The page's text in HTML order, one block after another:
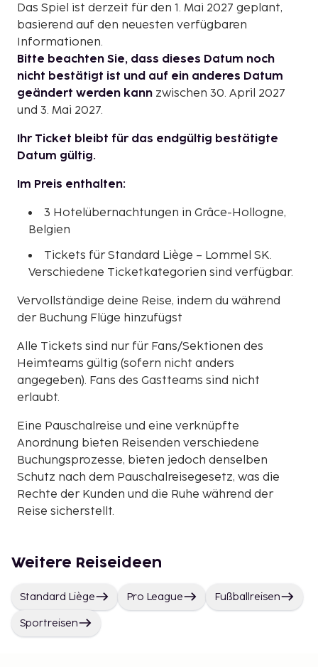
Das Spiel ist derzeit für den 1. Mai 2027 geplant,
basierend auf den neuesten verfügbaren
Informationen.
Bitte beachten Sie, dass dieses Datum noch
nicht bestätigt ist und auf ein anderes Datum
geändert werden kann zwischen 30. April 2027
und 3. Mai 2027.
Ihr Ticket bleibt für das endgültig bestätigte
Datum gültig.
Im Preis enthalten:
3 Hotelübernachtungen in Grâce-Hollogne,
Belgien
Tickets für Standard Liège – Lommel SK.
Verschiedene Ticketkategorien sind verfügbar.
Vervollständige deine Reise, indem du während
der Buchung Flüge hinzufügst
Alle Tickets sind nur für Fans/Sektionen des
Heimteams gültig (sofern nicht anders
angegeben). Fans des Gastteams sind nicht
erlaubt.
Eine Pauschalreise und eine verknüpfte
Anordnung bieten Reisenden verschiedene
Buchungsprozesse, bieten jedoch denselben
Schutz nach dem Pauschalreisegesetz, was die
Rechte der Kunden und die Ruhe während der
Reise sicherstellt.
Weitere Reiseideen
Standard Liège Pro League Fußballreisen
Sportreisen